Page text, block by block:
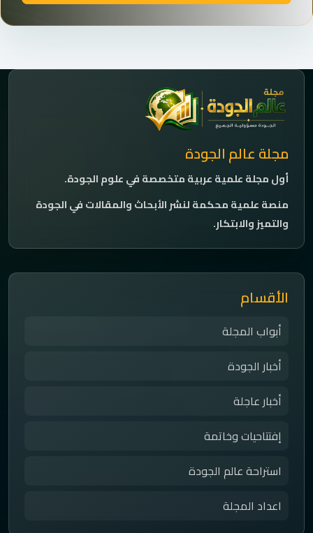
مجلة عالم الجودة
أول مجلة علمية عربية متخصصة في علوم الجودة.
منصة علمية محكمة لنشر الأبحاث والمقالات في الجودة
والتميز والابتكار.
الأقسام
أبواب المجلة
أخبار الجودة
أخبار عاجلة
إفتتاحيات وخاتمة
استراحة عالم الجودة
اعداد المجلة